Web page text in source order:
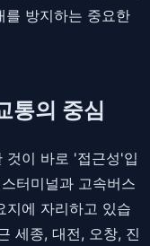
를 방지하는 중요한
통의 중심
것이 바로 '접근성'입
터미널과 고속버스
지에 자리하고 있습
세종, 대전, 오창, 진